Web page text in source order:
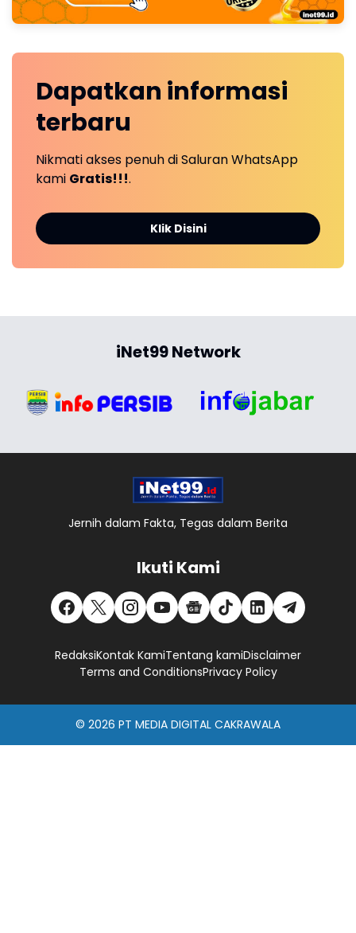
Dapatkan informasi
terbaru
Nikmati akses penuh di Saluran WhatsApp
kami Gratis!!!.
Klik Disini
iNet99 Network
Jernih dalam Fakta, Tegas dalam Berita
Ikuti Kami
RedaksiKontak KamiTentang kamiDisclaimer
Terms and ConditionsPrivacy Policy
© 2026 PT MEDIA DIGITAL CAKRAWALA